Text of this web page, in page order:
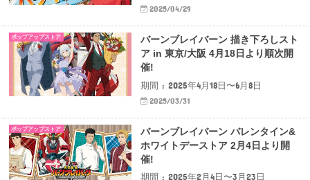
2025/04/29
ポップアップストア
バーンブレイバーン 描き下ろしスト
ア in 東京/大阪 4月18日より順次開
催!
期間 : 2025年4月18日〜6月8日
2025/03/31
ポップアップストア
バーンブレイバーン バレンタイン&
ホワイトデーストア 2月4日より開
催!
期間 : 2025年2月4日〜3月23日